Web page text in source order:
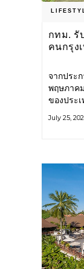
กทม. รั
คนกรุง
จากประ
พฤษภาค
ของประ
โครงสร้
July 25,